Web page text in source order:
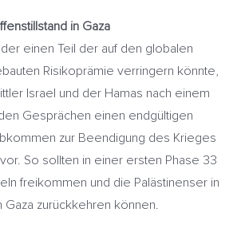
in Gaza
einen Teil der auf den globalen
Risikoprämie verringern könnte,
Israel und der Hamas nach einem
Gesprächen einen endgültigen
zur Beendigung des Krieges
So sollten in einer ersten Phase 33
freikommen und die Palästinenser in
zurückkehren können.